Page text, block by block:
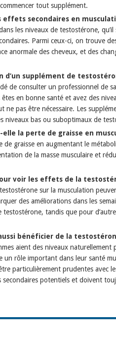
tout supplément.
secondaires en
les niveaux de testostérone,
Parmi ceux-ci, on trouve
anormale des cheveux, et des
d’un supplément de
de consulter un professionnel de
en bonne santé et avez des
ne pas être nécessaire. Les
niveaux bas ou suboptimaux de
la perte de graisse en
graisse en augmentant le
de la masse musculaire et
voir les effets de la
sur la musculation
des améliorations dans les
testostérone, tandis que pour
bénéficier de la
aient des niveaux naturellement
rôle important dans leur santé
particulièrement prudentes avec
potentiels et doivent